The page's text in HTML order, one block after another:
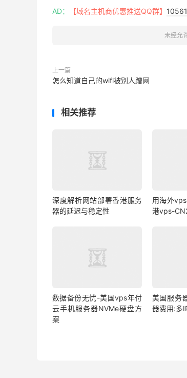
AD： 【域名主机商优惠推送QQ群】
未经允
上一篇
怎么知道自己的wifi被别人蹭网
相关推荐
深度解析网站部署香港服务
器的延迟与稳定性
用海外
港vps-
数据备份无忧-美国vps年付
云手机服务器NVMe硬盘方
案
美国服务
器费用:多